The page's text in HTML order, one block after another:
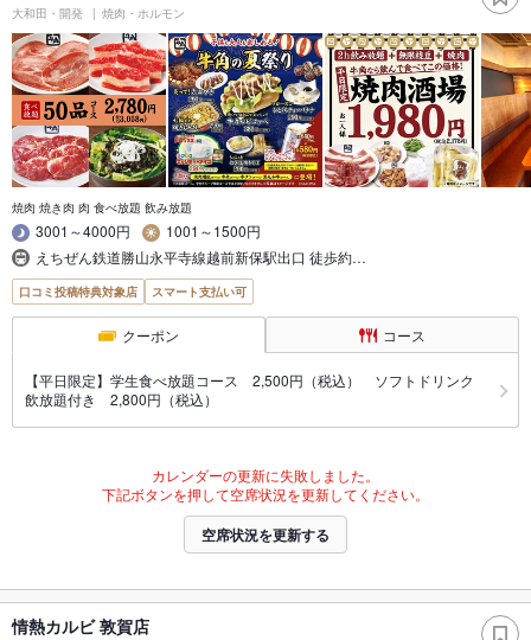
大和田・開発 焼肉・ホルモン
焼肉 焼き肉 肉 食べ放題 飲み放題
3001～4000円
1001～1500円
えちぜん鉄道勝山永平寺線越前新保駅出口 徒歩約…
口コミ投稿特典対象店 スマート支払い可
クーポン コース
【平日限定】学生食べ放題コース 2,500円（税込） ソフトドリンク
飲放題付き 2,800円（税込）
カレンダーの更新に失敗しました。
下記ボタンを押して空席状況を更新してください。
空席状況を更新する
情熱カルビ 敦賀店